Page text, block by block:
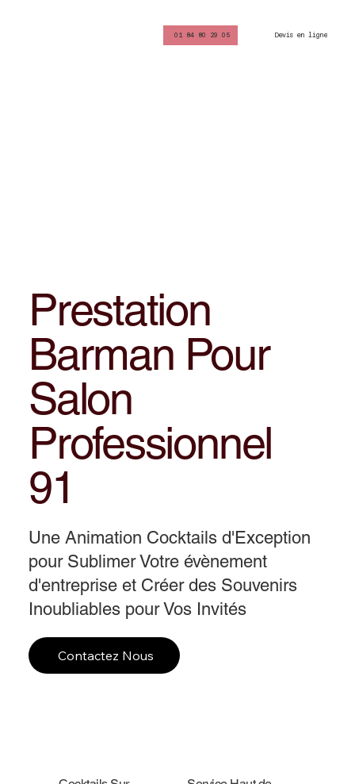
01 84 80 29 05 Devis en ligne
Prestation
Barman Pour
Salon
Professionnel
91
Une Animation Cocktails d'Exception
pour Sublimer Votre évènement
d'entreprise et Créer des Souvenirs
Inoubliables pour Vos Invités
Contactez Nous